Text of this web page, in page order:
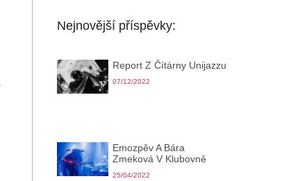
Nejnovější příspěvky:
Report Z Čítárny Unijazzu
07/12/2022
Emozpěv A Bára
Zmeková V Klubovně
25/04/2022